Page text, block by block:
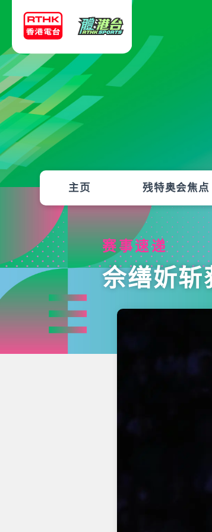
主页 残特奥会焦点
赛事速递
佘缮妡